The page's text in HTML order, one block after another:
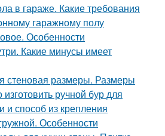
в гараже. Какие требования
гаражному полу
Особенности
Какие минусы имеет
стеновая размеры. Размеры
ручной бур для
способ из крепления
Особенности